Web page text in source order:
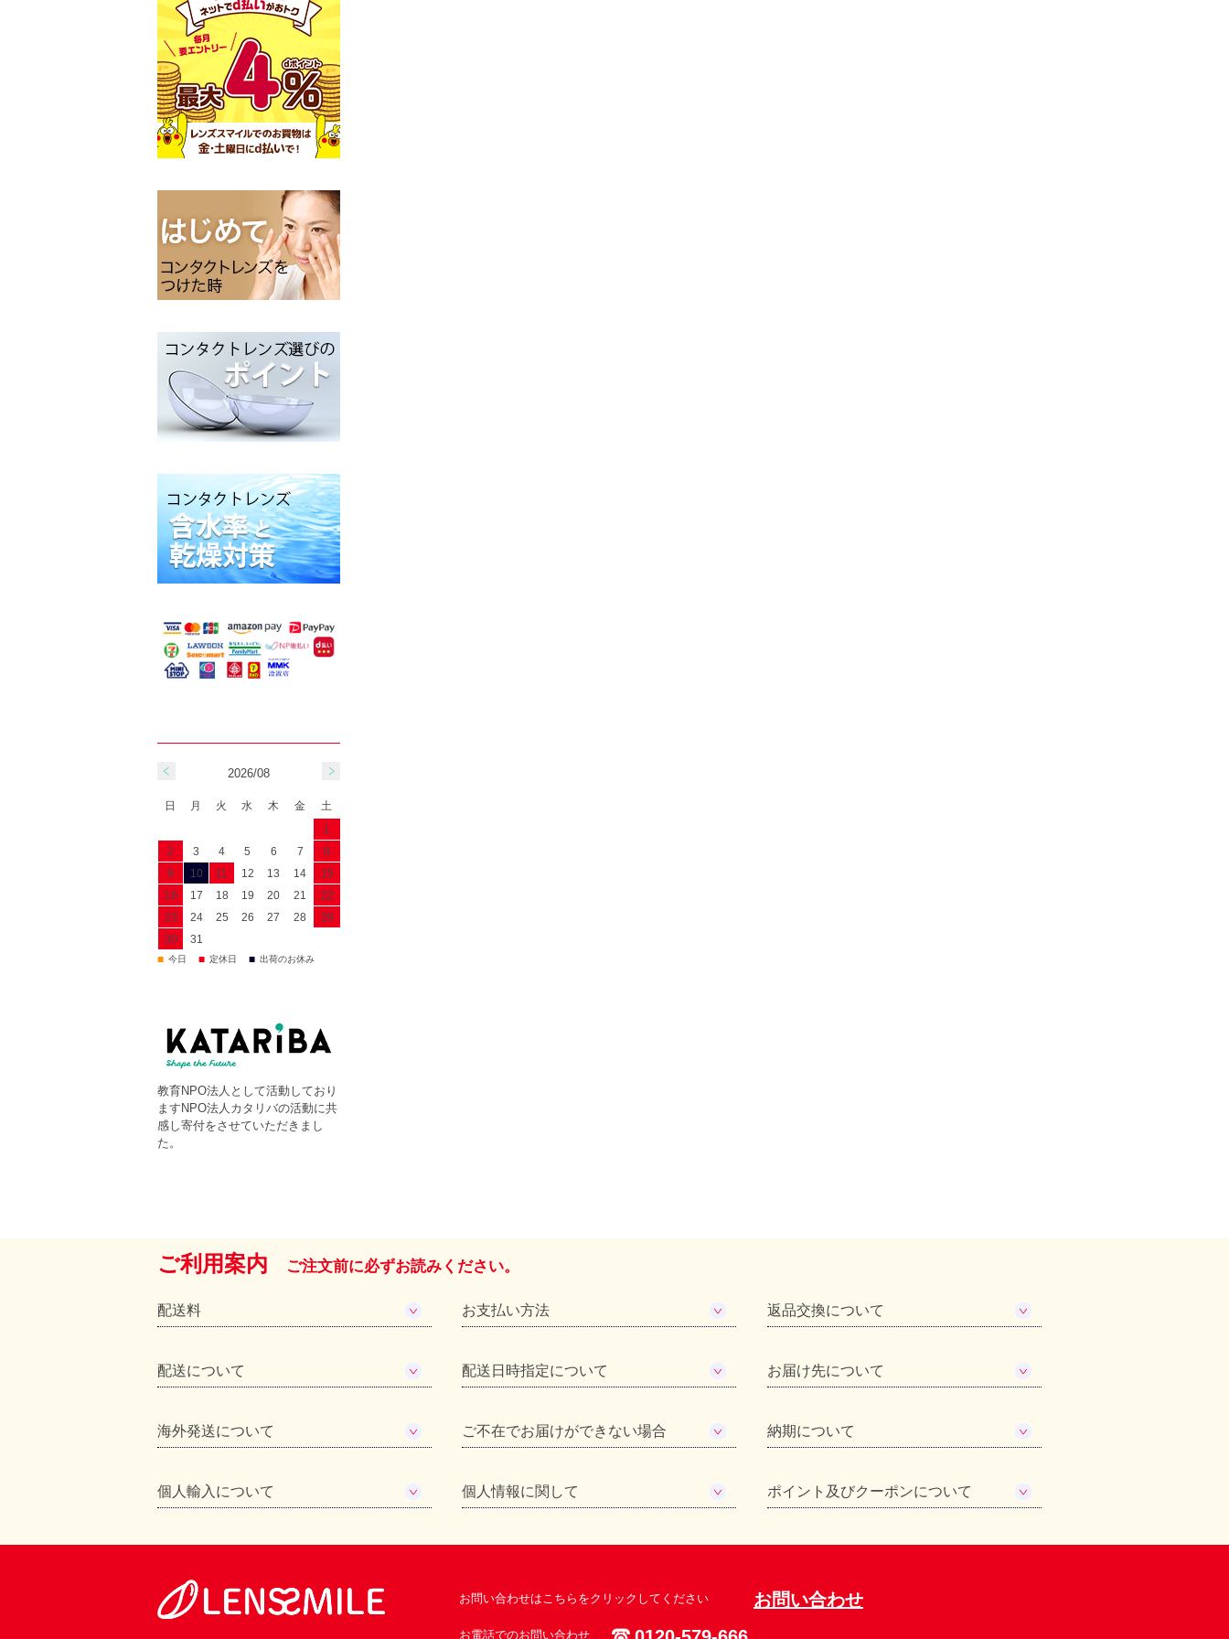
2026/08
日 月 火 水 木 金
土
1
2
3 4 5 6 7
8
9
10 11 12 13 14
15
16
17 18 19 20 21
22
23
24 25 26 27 28
29
30
31
■ 今日 ■ 定休日 ■ 出荷のお休み
教育NPO法人として活動しており
ますNPO法人カタリバの活動に共
感し寄付をさせていただきまし
た。
ご利用案内 ご注文前に必ずお読みください。
配送料 お支払い方法 返品交換について
配送について 配送日時指定について お届け先について
海外発送について ご不在でお届けができない場合 納期について
個人輸入について 個人情報に関して ポイント及びクーポンについて
お問い合わせはこちらをクリックしてください お問い合わせ
お電話でのお問い合わせ